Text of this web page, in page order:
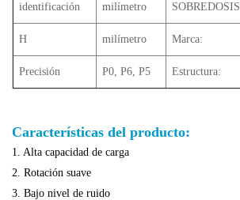
identificación milímetro SOBREDOSIS
H milímetro Marca:
Precisión P0, P6, P5 Estructura:
Características del producto:
1. Alta capacidad de carga
2. Rotación suave
3. Bajo nivel de ruido